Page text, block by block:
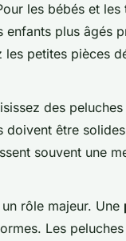
les bébés et
enfants plus âgés
petites pièces
des
doivent être
souvent une
rôle majeur. Une
Les